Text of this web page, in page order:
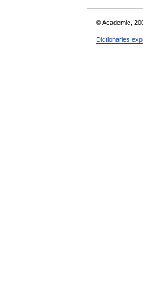
© Academic,
Dictionaries